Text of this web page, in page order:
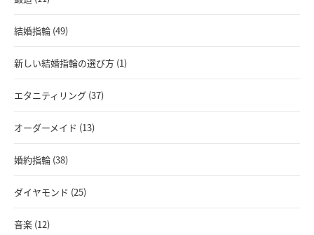
結婚指輪 (49)
新しい結婚指輪の選び方 (1)
エタニティリング (37)
オーダーメイド (13)
婚約指輪 (38)
ダイヤモンド (25)
音楽 (12)